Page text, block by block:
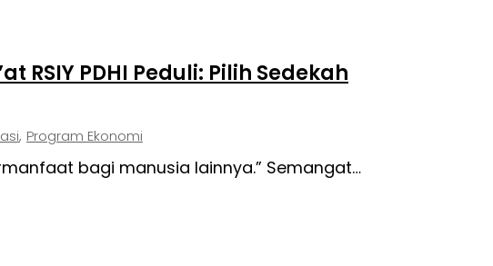
RSIY PDHI Peduli: Pilih Sedekah
, Program Ekonomi
bagi manusia lainnya.” Semangat…